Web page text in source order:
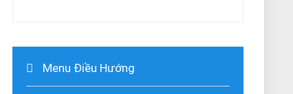
Menu Điều Hướng